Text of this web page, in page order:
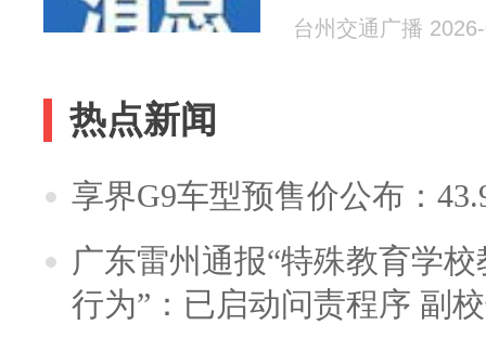
12%
台州交通广播
热点新闻
享界G9车型预售价公布：
广东雷州通报“特殊教育学
行为”：已启动问责程序 副